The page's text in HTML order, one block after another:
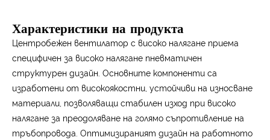
Характеристики на продукта
Центробежен вентилатор с високо налягане приема
специфичен за високо налягане пневматичен
структурен дизайн. Основните компоненти са
изработени от високоякостни, устойчиви на износване
материали, позволяващи стабилен изход при високо
налягане за преодоляване на голямо съпротивление на
тръбопровода. Оптимизираният дизайн на работното